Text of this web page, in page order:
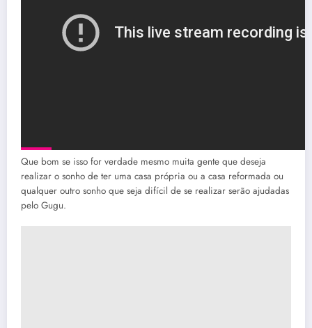
Que bom se isso for verdade mesmo muita gente que deseja
realizar o sonho de ter uma casa própria ou a casa reformada ou
qualquer outro sonho que seja difícil de se realizar serão ajudadas
pelo Gugu.